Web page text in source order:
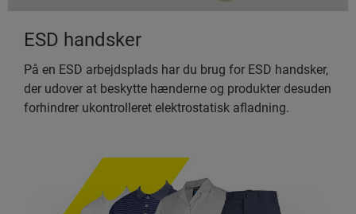
ESD handsker
På en ESD arbejdsplads har du brug for ESD handsker,
der udover at beskytte hænderne og produkter desuden
forhindrer ukontrolleret elektrostatisk afladning.